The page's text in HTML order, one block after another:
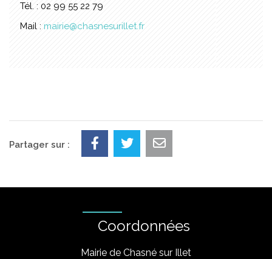
Tél. : 02 99 55 22 79
Mail : mairie@chasnesurillet.fr
Partager sur :
Coordonnées
Mairie de Chasné sur Illet